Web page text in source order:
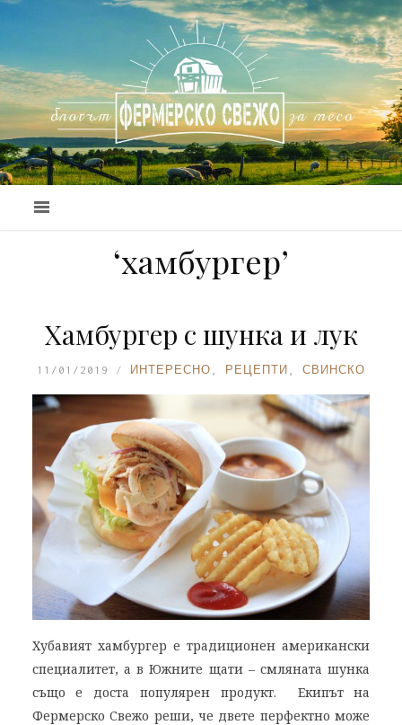
‘хамбургер’
Хамбургер с шунка и лук
11/01/2019 ИНТЕРЕСНО РЕЦЕПТИ СВИНСКО
Хубавият хамбургер е традиционен американски
специалитет, а в Южните щати – смляната шунка
също е доста популярен продукт. Екипът на
Фермерско Свежо реши, че двете перфектно може